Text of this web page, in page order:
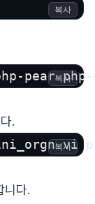
복사
pear php-
복사
.
vi
복사
니다.